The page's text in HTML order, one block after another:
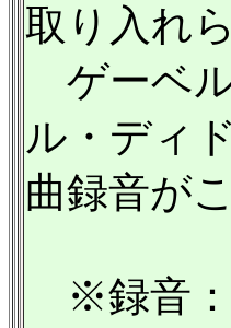
取り入れ
ゲーベ
ル・ディ
曲録音が
※録音：